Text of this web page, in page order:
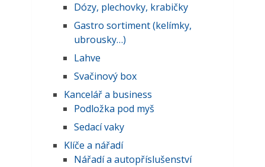
Dózy, plechovky, krabičky
Gastro sortiment (kelímky,
ubrousky…)
Lahve
Svačinový box
Kancelář a business
Podložka pod myš
Sedací vaky
Klíče a nářadí
Nářadí a autopříslušenství